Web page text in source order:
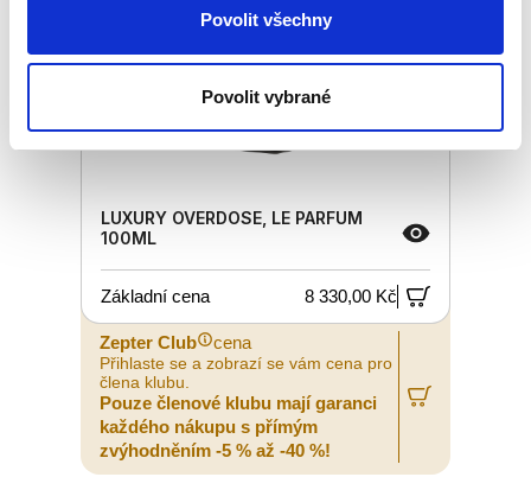
Povolit všechny
Povolit vybrané
LUXURY OVERDOSE, LE PARFUM
100ML
Základní cena 8 330,00 Kč
Zepter Club cena
Přihlaste se a zobrazí se vám cena pro
člena klubu.
Pouze členové klubu mají garanci
každého nákupu s přímým
zvýhodněním -5 % až -40 %!